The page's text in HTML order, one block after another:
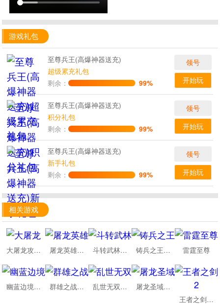
游戏礼包
至尊兵王(高爆神器送充)
超级累充礼包
剩余：
99%
领号
开始玩
至尊兵王(高爆神器送充)
积分礼包
剩余：
99%
领号
开始玩
至尊兵王(高爆神器送充)
新手礼包
剩余：
99%
领号
开始玩
相关游戏
大屠龙攻速神器无限刀 屠龙英雄双宠降妖神器 斗转武林星夜高爆超变 铸兵之王宿命沉默豪礼送充 雷霆至尊
幽蓝边境老魔高爆送千元直购 群雄之战六职业天天送328 乱世无双问道专属沉默
屠龙圣域至尊老板战法道老板服
王者之剑2追梦西游沉默